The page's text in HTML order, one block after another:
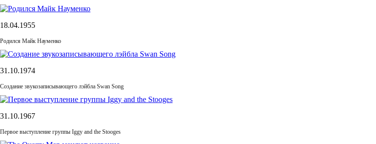
18.04.1955
Родился Майк Науменко
31.10.1974
Cоздание звукозаписывающего лэйбла Swan Song
31.10.1967
Первое выступление группы Iggy and the Stooges